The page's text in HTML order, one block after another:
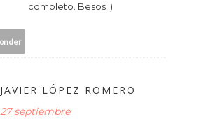
completo. Besos :)
JAVIER LÓPEZ ROMERO
27 septiembre